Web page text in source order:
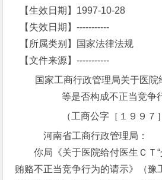
【生效日期】1997-10-28
【失效日期】-----------
【所属类别】国家法律法规
【文件来源】-----------
国家工商行政管理局关于医院
等是否构成不正当竞争
（工商公字［１９９７
河南省工商行政管理局：
你局《关于医院给付医生ＣＴ“
贿赂不正当竞争行为的请示》（豫